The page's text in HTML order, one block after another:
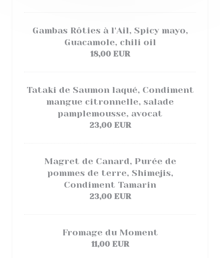
Gambas Rôties à l'Ail, Spicy mayo,
Guacamole, chili oil
18,00 EUR
Tataki de Saumon laqué, Condiment
mangue citronnelle, salade
pamplemousse, avocat
23,00 EUR
Magret de Canard, Purée de
pommes de terre, Shimejis,
Condiment Tamarin
23,00 EUR
Fromage du Moment
11,00 EUR